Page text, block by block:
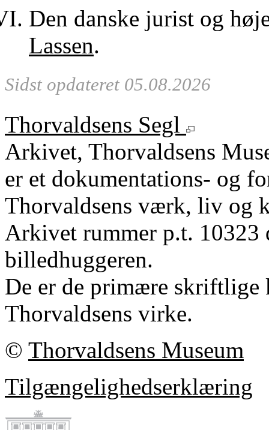
Den danske jurist og
Lassen.
Sidst opdateret 05.08.2026
Thorvaldsens Segl
Arkivet, Thorvaldsens
er et dokumentations- og
Thorvaldsens værk, liv og
Arkivet rummer p.t.
billedhuggeren.
De er de primære
Thorvaldsens virke.
© Thorvaldsens Museum
Tilgængelighedserklæring